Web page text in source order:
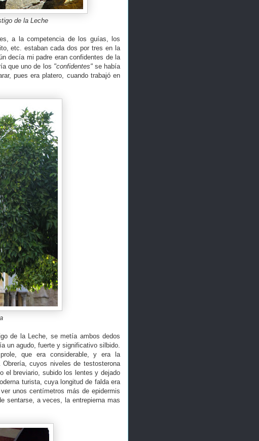
de la Leche
a la competencia de los guías, los
etc. estaban cada dos por tres en la
decía mi padre eran confidentes de la
que uno de los "confidentes" se había
pues era platero, cuando trabajó en
de la Leche, se metía ambos dedos
un agudo, fuerte y significativo silbido.
que era considerable, y era la
cuyos niveles de testosterona
el breviario, subido los lentes y dejado
turista, cuya longitud de falda era
unos centímetros más de epidermis
sentarse, a veces, la entrepierna mas